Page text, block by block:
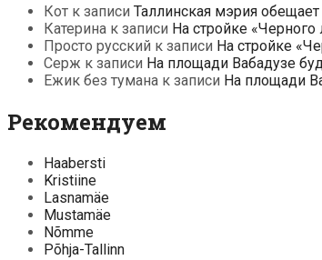
Кот к записи Таллинская мэрия
Катерина к записи На стройке
Просто русский к записи На стройке
Серж к записи На площади Вабадузе
Ежик без тумана к записи На площади
Рекомендуем
Haabersti
Kristiine
Lasnamäe
Mustamäe
Nõmme
Põhja-Tallinn